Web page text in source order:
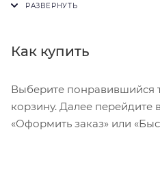
на 30% меньше энергии,
Защита от царапин:
микроцарапинам при
Как купить
Выберите понравившийся
корзину. Далее перейдите
«Оформить заказ» или